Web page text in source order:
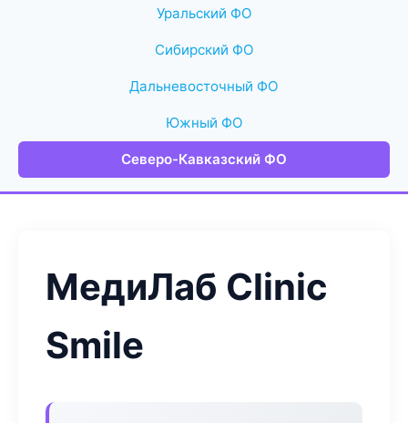
Уральский ФО
Сибирский ФО
Дальневосточный ФО
Южный ФО
Северо-Кавказский ФО
МедиЛаб Clinic
Smile